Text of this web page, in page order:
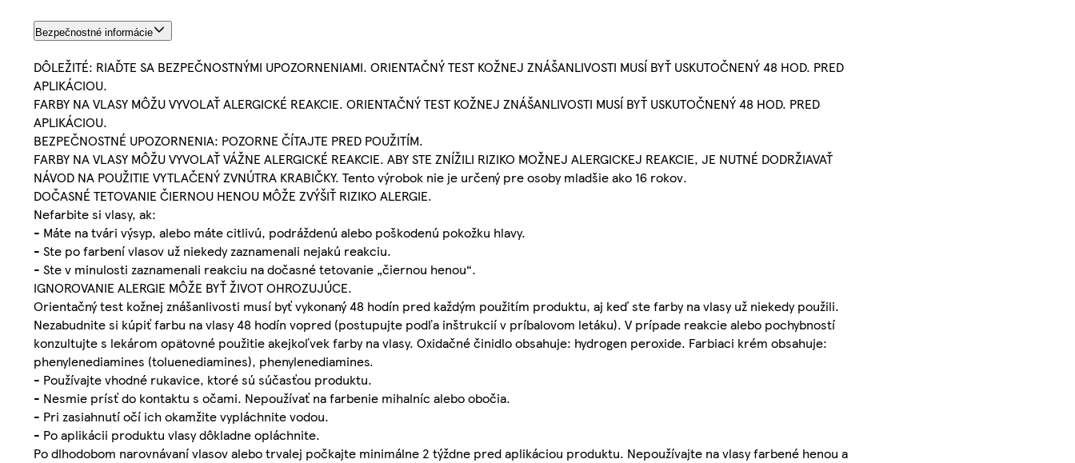
Bezpečnostné informácie
DÔLEŽITÉ: RIAĎTE SA BEZPEČNOSTNÝMI UPOZORNENIAMI. ORIENTAČNÝ TEST KOŽNEJ ZNÁŠANLIVOSTI MUSÍ BYŤ USKUTOČNENÝ 48 HOD. PRED
APLIKÁCIOU.
FARBY NA VLASY MÔŽU VYVOLAŤ ALERGICKÉ REAKCIE. ORIENTAČNÝ TEST KOŽNEJ ZNÁŠANLIVOSTI MUSÍ BYŤ USKUTOČNENÝ 48 HOD. PRED
APLIKÁCIOU.
BEZPEČNOSTNÉ UPOZORNENIA: POZORNE ČÍTAJTE PRED POUŽITÍM.
FARBY NA VLASY MÔŽU VYVOLAŤ VÁŽNE ALERGICKÉ REAKCIE. ABY STE ZNÍŽILI RIZIKO MOŽNEJ ALERGICKEJ REAKCIE, JE NUTNÉ DODRŽIAVAŤ
NÁVOD NA POUŽITIE VYTLAČENÝ ZVNÚTRA KRABIČKY. Tento výrobok nie je určený pre osoby mladšie ako 16 rokov.
DOČASNÉ TETOVANIE ČIERNOU HENOU MÔŽE ZVÝŠIŤ RIZIKO ALERGIE.
Nefarbite si vlasy, ak:
- Máte na tvári výsyp, alebo máte citlivú, podráždenú alebo poškodenú pokožku hlavy.
- Ste po farbení vlasov už niekedy zaznamenali nejakú reakciu.
- Ste v minulosti zaznamenali reakciu na dočasné tetovanie „čiernou henou“.
IGNOROVANIE ALERGIE MÔŽE BYŤ ŽIVOT OHROZUJÚCE.
Orientačný test kožnej znášanlivosti musí byť vykonaný 48 hodín pred každým použitím produktu, aj keď ste farby na vlasy už niekedy použili.
Nezabudnite si kúpiť farbu na vlasy 48 hodín vopred (postupujte podľa inštrukcií v príbalovom letáku). V prípade reakcie alebo pochybností
konzultujte s lekárom opätovné použitie akejkoľvek farby na vlasy. Oxidačné činidlo obsahuje: hydrogen peroxide. Farbiaci krém obsahuje:
phenylenediamines (toluenediamines), phenylenediamines.
- Používajte vhodné rukavice, ktoré sú súčasťou produktu.
- Nesmie prísť do kontaktu s očami. Nepoužívať na farbenie mihalníc alebo obočia.
- Pri zasiahnutí očí ich okamžite vypláchnite vodou.
- Po aplikácii produktu vlasy dôkladne opláchnite.
Po dlhodobom narovnávaní vlasov alebo trvalej počkajte minimálne 2 týždne pred aplikáciou produktu. Nepoužívajte na vlasy farbené henou a